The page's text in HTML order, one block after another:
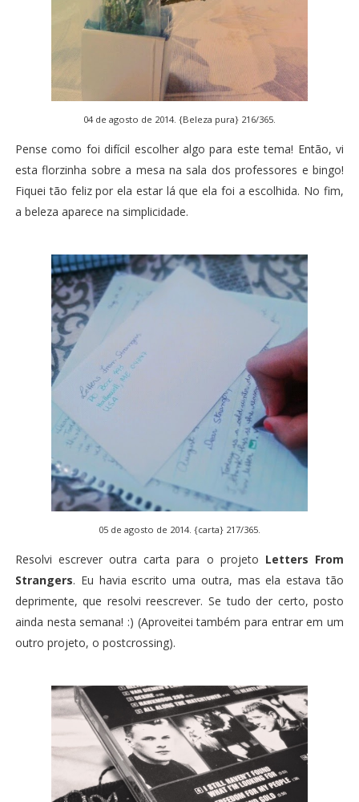
04 de agosto de 2014. {Beleza pura} 216/365.
Pense como foi difícil escolher algo para este tema! Então, vi
esta florzinha sobre a mesa na sala dos professores e bingo!
Fiquei tão feliz por ela estar lá que ela foi a escolhida. No fim,
a beleza aparece na simplicidade.
05 de agosto de 2014. {carta} 217/365.
Resolvi escrever outra carta para o projeto Letters From
Strangers. Eu havia escrito uma outra, mas ela estava tão
deprimente, que resolvi reescrever. Se tudo der certo, posto
ainda nesta semana! :) (Aproveitei também para entrar em um
outro projeto, o postcrossing).